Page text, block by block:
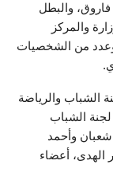
فاروق، والبطل
والمركز
وعدد من الشخصيات
الشباب والرياضة
الشباب
وأحمد
الهدى، أعضاء